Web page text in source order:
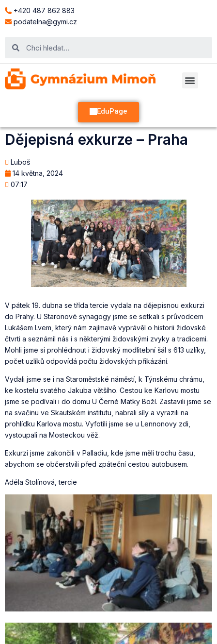
+420 487 862 883
podatelna@gymi.cz
EduPage
Dějepisná exkurze – Praha
Luboš
14 května, 2024
07:17
V pátek 19. dubna se třída tercie vydala na dějepisnou exkurzi
do Prahy. U Staronové synagogy jsme se setkali s průvodcem
Lukášem Lvem, který nám zajímavě vyprávěl o historii židovské
čtvrti a seznámil nás i s některými židovskými zvyky a tradicemi.
Mohli jsme si prohlédnout i židovský modlitební šál s 613 uzlíky,
počet uzlíků odpovídá počtu židovských přikázání.
Vydali jsme se i na Staroměstské náměstí, k Týnskému chrámu,
ke kostelu svatého Jakuba většího. Cestou ke Karlovu mostu
jsme se podívali i do domu U Černé Matky Boží. Zastavili jsme se
na svačinu ve Skautském institutu, nabrali síly a vyrazili na
prohlídku Karlova mostu. Vyfotili jsme se u Lennonovy zdi,
vystoupali na Mosteckou věž.
Exkurzi jsme zakončili v Palladiu, kde jsme měli trochu času,
abychom se občerstvili před zpáteční cestou autobusem.
Adéla Stolínová, tercie